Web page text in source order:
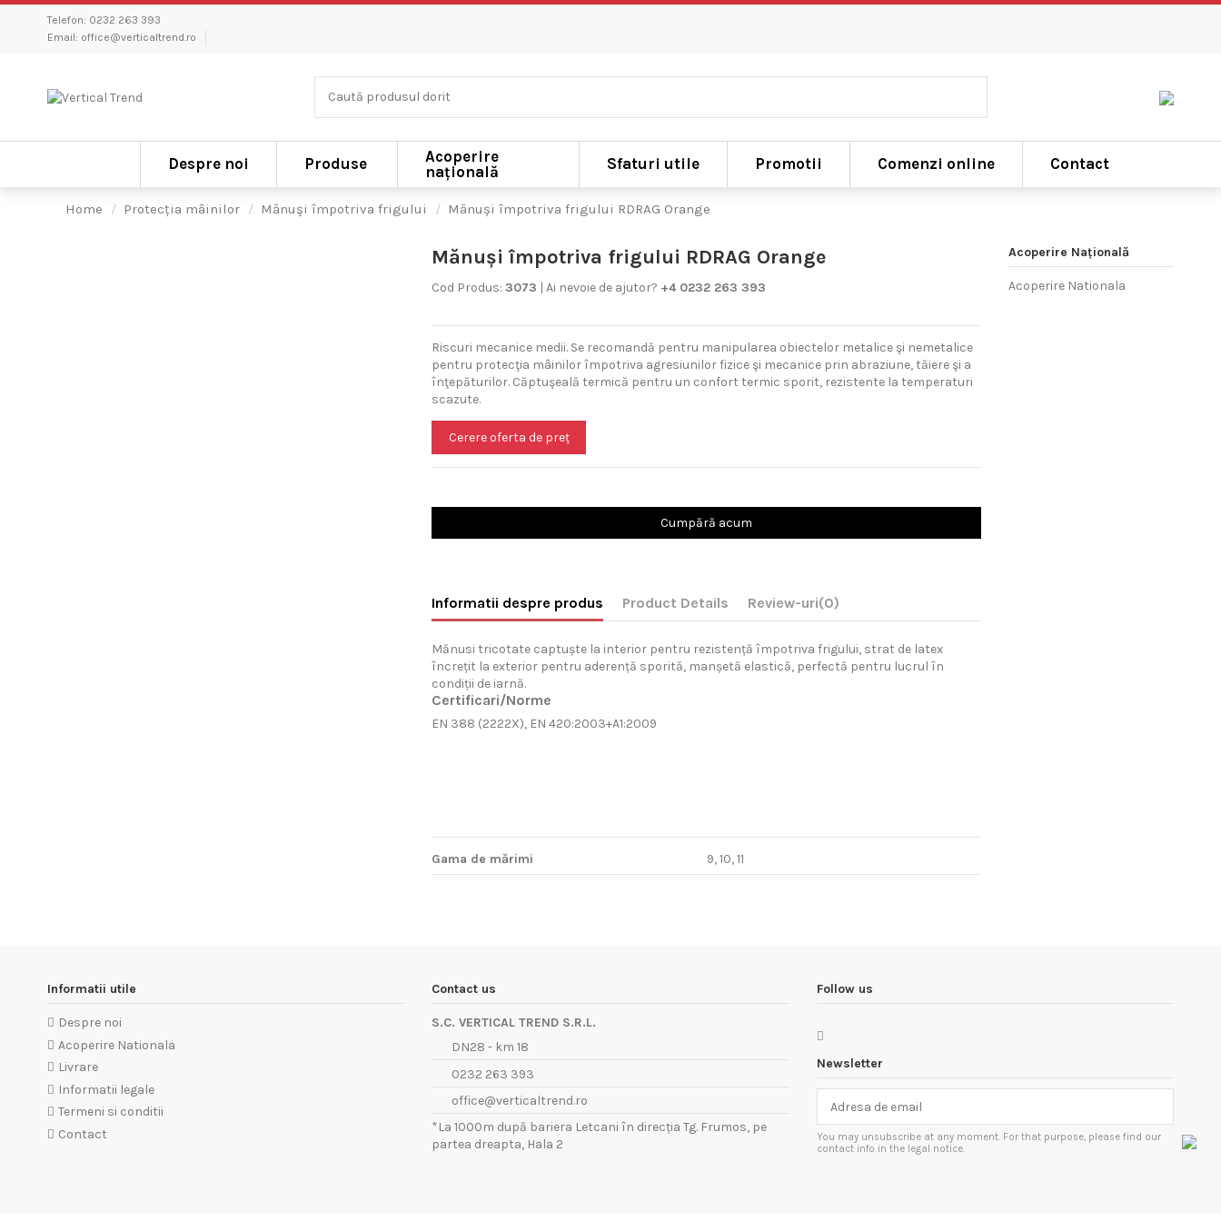
Telefon: 0232 263 393
Email: office@verticaltrend.ro
Despre noi Produse
Acoperire
națională
Sfaturi utile Promotii Comenzi online Contact
Home Protecția mâinilor Mănuşi împotriva frigului Mănuși împotriva frigului RDRAG Orange
Mănuși împotriva frigului RDRAG Orange
Cod Produs: 3073 | Ai nevoie de ajutor? +4 0232 263 393
Riscuri mecanice medii. Se recomandă pentru manipularea obiectelor metalice şi nemetalice
pentru protecţia mâinilor împotriva agresiunilor fizice şi mecanice prin abraziune, tăiere şi a
înţepăturilor. Căptuşeală termică pentru un confort termic sporit, rezistente la temperaturi
scazute.
Cerere oferta de preț
Cumpără acum
Informatii despre produs Product Details Review-uri(0)
Mănusi tricotate captuște la interior pentru rezistență împotriva frigului, strat de latex
încrețit la exterior pentru aderență sporită, manșetă elastică, perfectă pentru lucrul în
condiții de iarnă.
Certificari/Norme
EN 388 (2222X), EN 420:2003+A1:2009
Gama de mărimi 9, 10, 11
Acoperire Națională
Acoperire Nationala
Informatii utile
Despre noi
Acoperire Nationala
Livrare
Informatii legale
Termeni si conditii
Contact
Contact us
S.C. VERTICAL TREND S.R.L.
DN28 - km 18
0232 263 393
office@verticaltrend.ro
*La 1000m după bariera Letcani în direcția Tg. Frumos, pe
partea dreapta, Hala 2
Follow us
Newsletter
You may unsubscribe at any moment. For that purpose, please find our
contact info in the legal notice.